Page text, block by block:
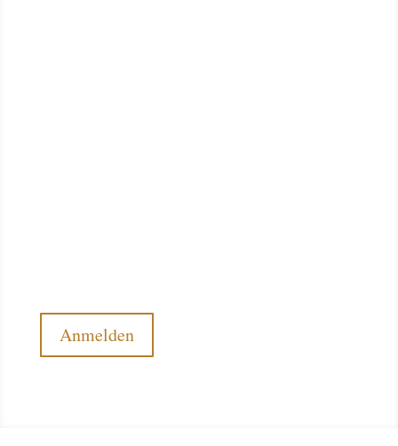
Anmelden